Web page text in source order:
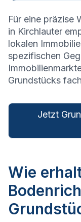
Für eine präzise
in Kirchlauter
lokalen
spezifischen
Grundstücks
Jetzt
Wie